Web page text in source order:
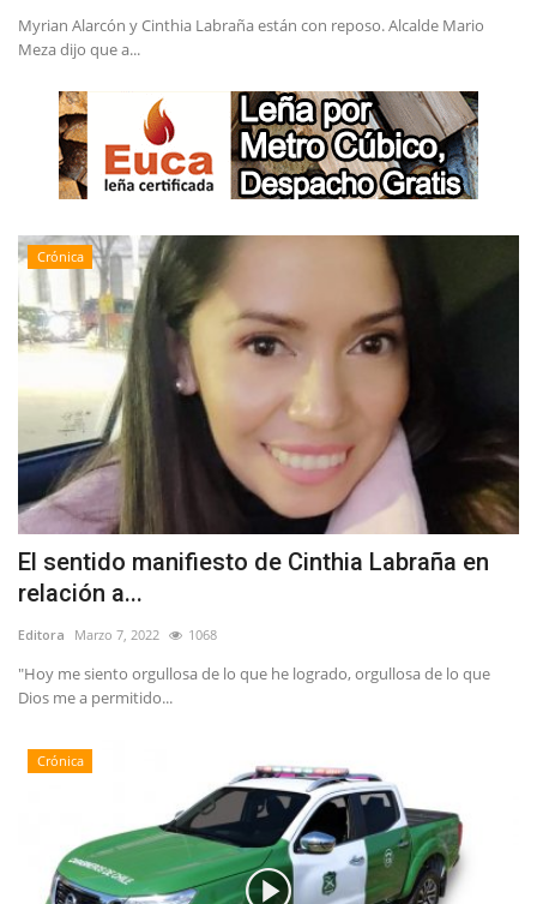
Myrian Alarcón y Cinthia Labraña están con reposo. Alcalde Mario
Meza dijo que a...
Crónica
El sentido manifiesto de Cinthia Labraña en
relación a...
Editora Marzo 7, 2022 1068
"Hoy me siento orgullosa de lo que he logrado, orgullosa de lo que
Dios me a permitido...
Crónica